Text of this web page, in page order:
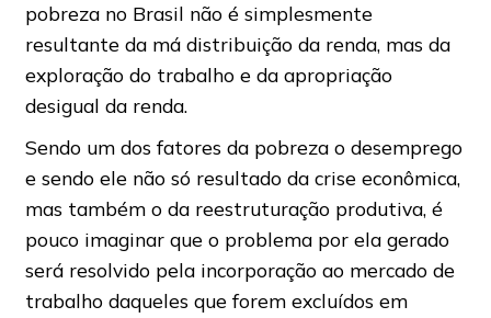
pobreza no Brasil não é simplesmente
resultante da má distribuição da renda, mas da
exploração do trabalho e da apropriação
desigual da renda.
Sendo um dos fatores da pobreza o desemprego
e sendo ele não só resultado da crise econômica,
mas também o da reestruturação produtiva, é
pouco imaginar que o problema por ela gerado
será resolvido pela incorporação ao mercado de
trabalho daqueles que forem excluídos em